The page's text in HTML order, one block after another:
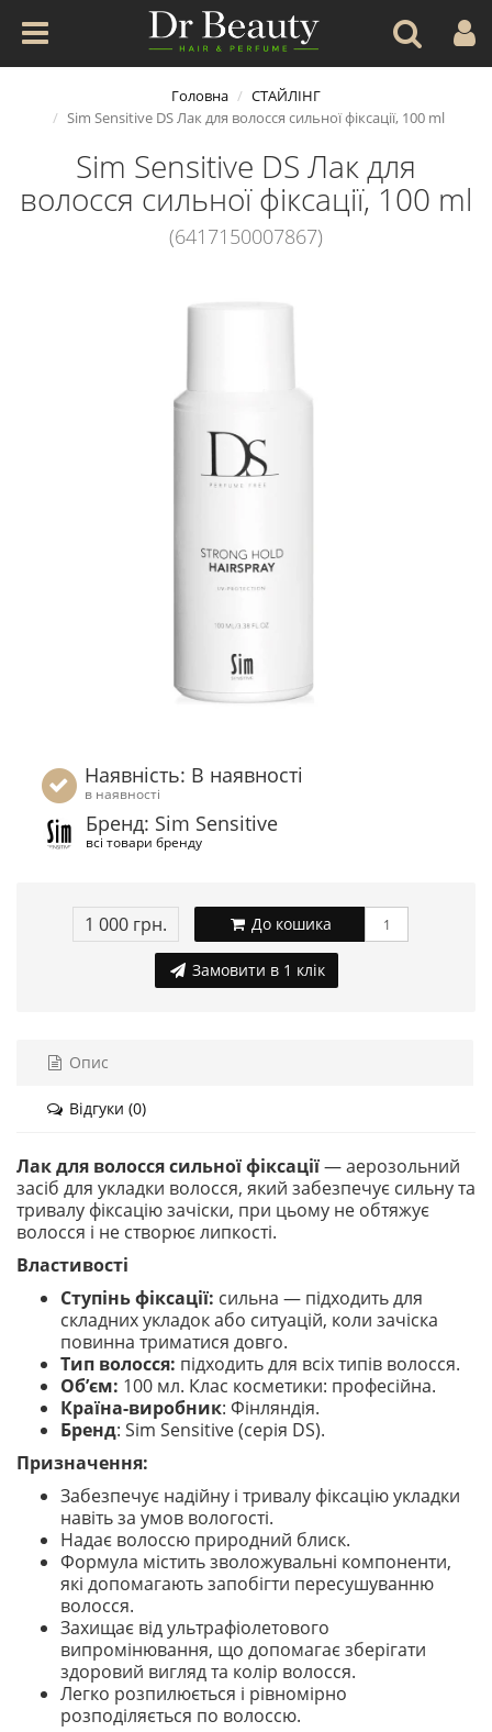
Головна
СТАЙЛІНГ
Sim Sensitive DS Лак для волосся сильної фіксації, 100 ml
Sim Sensitive DS Лак для
волосся сильної фіксації, 100 ml
(6417150007867)
Наявність: В наявності
в наявності
Бренд: Sim Sensitive
всі товари бренду
1 000 грн. До кошика
Замовити в 1 клік
Опис
Відгуки (0)
Лак для волосся сильної фіксації— аерозольний
засіб для укладки волосся, який забезпечує сильну та
тривалу фіксацію зачіски, при цьому не обтяжує
волосся і не створює липкості.
Властивості
Ступінь фіксації: сильна — підходить для
складних укладок або ситуацій, коли зачіска
повинна триматися довго.
Тип волосся: підходить для всіх типів волосся.
Об’єм: 100 мл. Клас косметики: професійна.
Країна-виробник: Фінляндія.
Бренд: Sim Sensitive (серія DS).
Призначення:
Забезпечує надійну і тривалу фіксацію укладки
навіть за умов вологості.
Надає волоссю природний блиск.
Формула містить зволожувальні компоненти,
які допомагають запобігти пересушуванню
волосся.
Захищає від ультрафіолетового
випромінювання, що допомагає зберігати
здоровий вигляд та колір волосся.
Легко розпилюється і рівномірно
розподіляється по волоссю.